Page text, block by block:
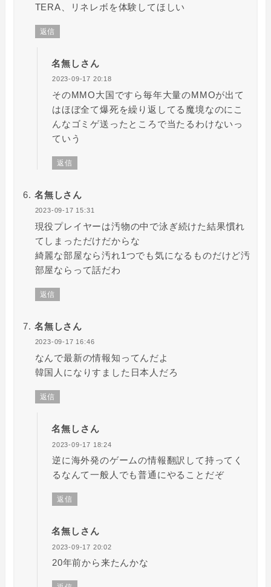
TERA、リネレボを体験してほしい
返信
名無しさん
2023-09-17 20:18
そのMMO大国ですら毎年大量のMMOが出て
はほぼ全て爆死を繰り返してる魔境なのにこ
んなゴミゲ送ったところで当たるわけないっ
ていう
返信
名無しさん
2023-09-17 15:31
現役プレイヤーは汚物の中で泳ぎ続けた結果慣れ
てしまっただけだからな
綺麗な部屋なら汚れ1つでも気になるものだけど汚
部屋ならって話だわ
返信
名無しさん
2023-09-17 16:46
なんで最新の情報知ってんだよ
韓国人になりすました日本人だろ
返信
名無しさん
2023-09-17 18:24
逆に海外発のゲームの情報翻訳して持ってく
るなんて一般人でも普通にやることだぞ
返信
名無しさん
2023-09-17 20:02
20年前から来たんかな